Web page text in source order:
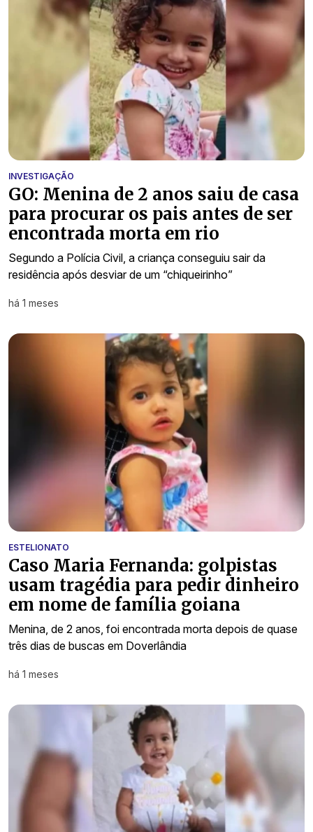
INVESTIGAÇÃO
GO: Menina de 2 anos saiu de casa
para procurar os pais antes de ser
encontrada morta em rio
Segundo a Polícia Civil, a criança conseguiu sair da
residência após desviar de um “chiqueirinho”
há 1 meses
ESTELIONATO
Caso Maria Fernanda: golpistas
usam tragédia para pedir dinheiro
em nome de família goiana
Menina, de 2 anos, foi encontrada morta depois de quase
três dias de buscas em Doverlândia
há 1 meses